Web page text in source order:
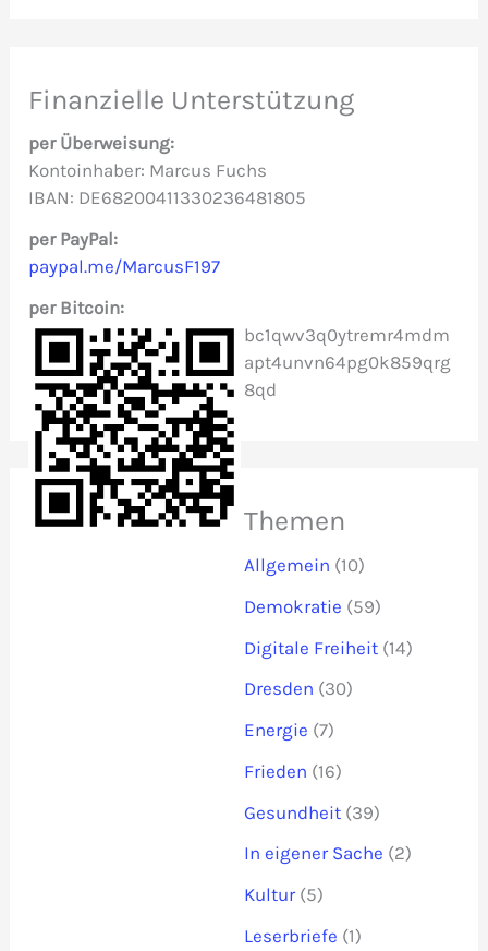
e
n
a
c
h
:
Finanzielle Unterstützung
per Überweisung:
Kontoinhaber: Marcus Fuchs
IBAN: DE68200411330236481805
per PayPal:
paypal.me/MarcusF197
per Bitcoin:
bc1qwv3q0ytremr4mdm
apt4unvn64pg0k859qrg
8qd
Themen
Allgemein (10)
Demokratie (59)
Digitale Freiheit (14)
Dresden (30)
Energie (7)
Frieden (16)
Gesundheit (39)
In eigener Sache (2)
Kultur (5)
Leserbriefe (1)